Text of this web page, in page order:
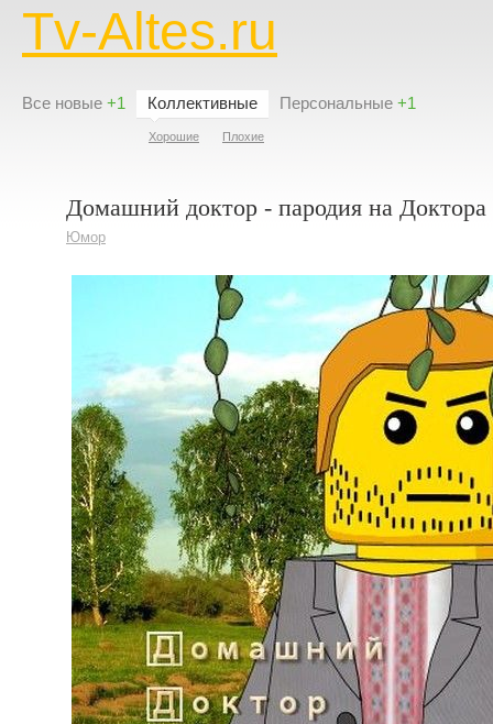
Tv-Altes.ru
Все новые +1 Коллективные
Хорошие Плохие
Персональные +1
Домашний доктор - пародия на Доктора
Юмор